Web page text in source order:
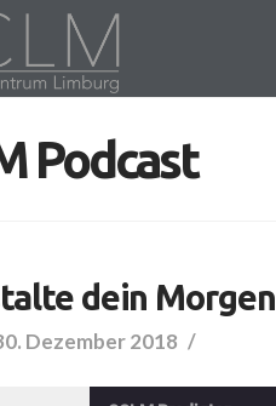
Podcast
dein Morgen
Dezember 2018